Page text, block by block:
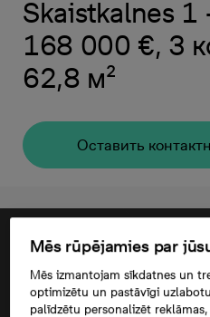
Skaistkalnes 1
168 000 €, 3
62,8 м²
Oставить
Mēs rūpējamies par
Mēs izmantojam sīkdatnes un
optimizētu un pastāvīgi
palīdzētu personalizēt